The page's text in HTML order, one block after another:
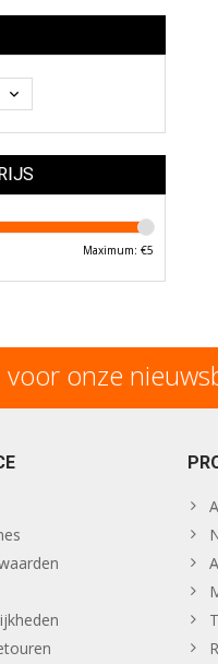
Maximum: €5
voor onze